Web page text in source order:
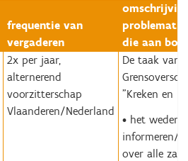
frequentie van
vergaderen
die aan bod
2x per jaar,
alternerend
voorzitterschap
Vlaanderen/Nederland
De taak van
"Kreken en
• het
informeren/
over alle